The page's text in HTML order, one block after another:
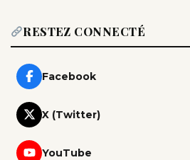
RESTEZ CONNECTÉ
Facebook
X (Twitter)
YouTube